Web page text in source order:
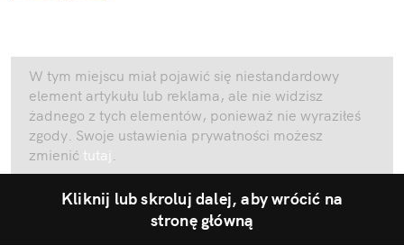
W tym miejscu miał pojawić się niestandardowy
element artykułu lub reklama, ale nie widzisz
żadnego z tych elementów, ponieważ nie wyraziłeś
zgody. Swoje ustawienia prywatności możesz
zmienić tutaj .
Kliknij lub skroluj dalej, aby wrócić na
stronę główną